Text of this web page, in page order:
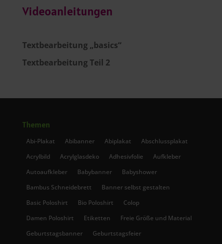
Videoanleitungen
Textbearbeitung „basics“
Textbearbeitung Teil 2
Themen
Abi-Plakat Abibanner Abiplakat
Abschlussplakat
Acrylbild
Acrylglasdeko Adhesivfolie
Aufkleber
Autoaufkleber
Babybanner
Babyshower
Bambus Schneidebrett
Banner selbst gestalten
Basic Poloshirt
Bio Poloshirt
Colop
Damen Poloshirt
Etiketten
Freie Größe und Material
Geburtstagsbanner
Geburtstagsfeier